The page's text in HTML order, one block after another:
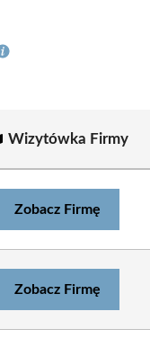
Wizytówka Firmy
Zobacz Firmę
Zobacz Firmę